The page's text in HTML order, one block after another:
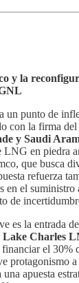
y la
un punto de
con la firma
y Saudi
en piedra
que busca
refuerza
en el
de
es la entrada de
Lake Charles
el 30%
protagonismo
apuesta